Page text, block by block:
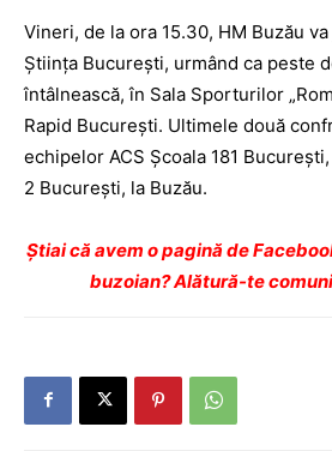
Vineri, de la ora 15.30, HM Buzău
Ştiinţa Bucureşti, urmând ca peste
întâlnească, în Sala Sporturilor
Rapid Bucureşti. Ultimele două
echipelor ACS Şcoala 181
2 Bucureşti, la Buzău.
Ştiai că avem o pagină de
buzoian? Alătură-te